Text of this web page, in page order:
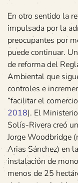
En otro sentido la
impulsada por la
preocupantes por
puede continuar.
de reforma del
Ambiental que
controles e
“facilitar el
2018). El
Solís-Rivera creó
Jorge Woodbridge
Arias Sánchez) en
instalación de
menos de 25